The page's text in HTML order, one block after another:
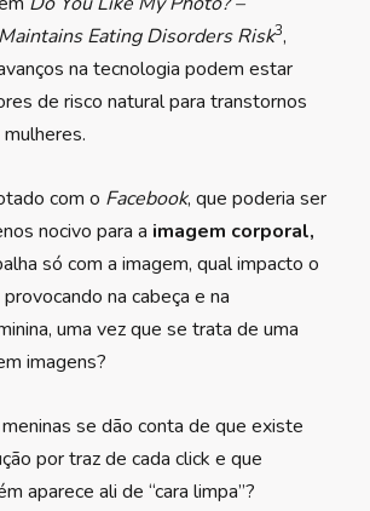
Eating Disorders Risk3,
na tecnologia podem estar
de risco natural para transtornos
com o Facebook, que poderia ser
nocivo para a imagem corporal,
só com a imagem, qual impacto o
na cabeça e na
uma vez que se trata de uma
imagens?
se dão conta de que existe
por traz de cada click e que
aparece ali de “cara limpa”?